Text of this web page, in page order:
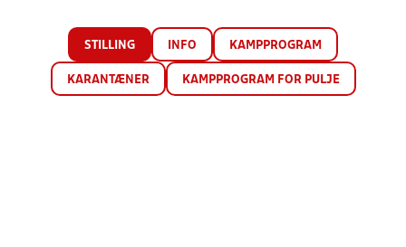
STILLING INFO KAMPPROGRAM
KARANTÆNER KAMPPROGRAM FOR PULJE